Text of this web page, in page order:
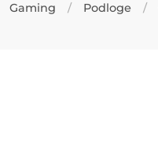
Gaming Podloge